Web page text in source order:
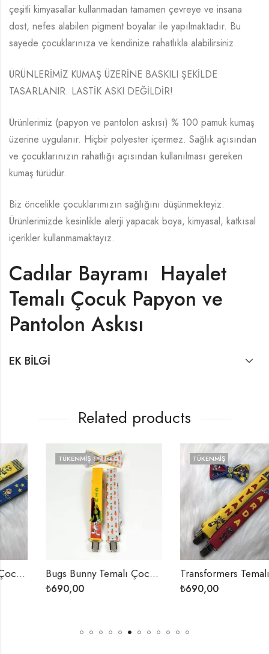
çeşitli kimyasallar kullanmadan tamamen çevreye ve insana
dost, nefes alabilen pigment boyalar ile yapılmaktadır. Bu
sayede çocuklarınıza ve kendinize rahatlıkla alabilirsiniz.
ÜRÜNLERİMİZ KUMAŞ ÜZERİNE BASKILI ŞEKİLDE
TASARLANIR. LASTİK ASKI DEĞİLDİR!
Ürünlerimiz (papyon ve pantolon askısı) % 100 pamuk kumaş
üzerine uygulanır. Hiçbir polyester içermez. Sağlık açısından
ve çocuklarınızın rahatlığı açısından kullanılması gereken
kumaş türüdür.
Biz öncelikle çocuklarımızın sağlığını düşünmekteyiz.
Ürünlerimizde kesinlikle alerji yapacak boya, kimyasal, katkısal
içerikler kullanmamaktayız.
Cadılar Bayramı Hayalet
Temalı Çocuk Papyon ve
Pantolon Askısı
EK BILGI
Related products
Bugs Bunny Temalı Çocuk Papyon ve Pantolon Askısı
690,00
Transformers Temalı Çocuk Papyon ve Pantolon Askısı
690,00